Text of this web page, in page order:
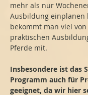
mehr als nur
Ausbildung einplanen
bekommt man viel
praktischen
Pferde mit.
Insbesondere ist das
Programm auch für
geeignet, da wir hier